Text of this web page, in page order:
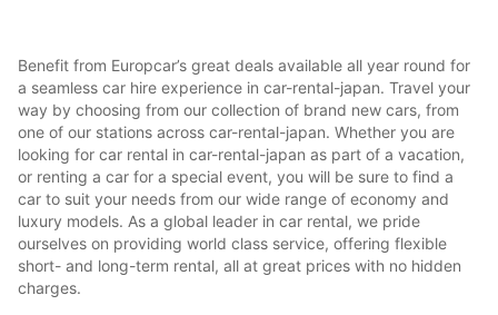
Benefit from Europcar’s great deals available all year round for
a seamless car hire experience in car-rental-japan. Travel your
way by choosing from our collection of brand new cars, from
one of our stations across car-rental-japan. Whether you are
looking for car rental in car-rental-japan as part of a vacation,
or renting a car for a special event, you will be sure to find a
car to suit your needs from our wide range of economy and
luxury models. As a global leader in car rental, we pride
ourselves on providing world class service, offering flexible
short- and long-term rental, all at great prices with no hidden
charges.